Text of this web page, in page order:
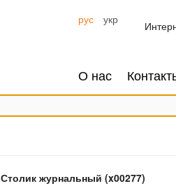
рус укр
О нас
Столик журнальный (x00277)